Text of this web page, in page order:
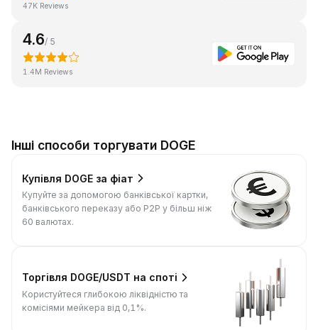
47K Reviews
4.6/ 5
1.4M Reviews
Інші способи торгувати DOGE
Купівля DOGE за фіат
Купуйте за допомогою банківської картки,
банківського переказу або P2P у більш ніж
60 валютах.
Торгівля DOGE/USDT на споті
Користуйтеся глибокою ліквідністю та
комісіями мейкера від 0,1%.